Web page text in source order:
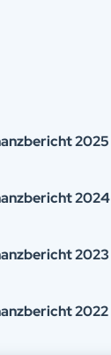
2025
2024
2023
2022